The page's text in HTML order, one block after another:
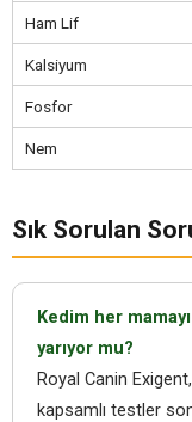
Ham Lif
Kalsiyum
Fosfor
Nem
Sık Sorulan
Kedim her
yarıyor mu?
Royal Canin
kapsamlı testler